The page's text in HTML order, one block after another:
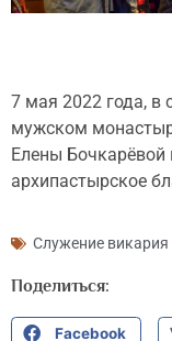
7 мая 2022 года, в
мужском
Елены Бочкарёвой
архипастырское
Служение викария
Поделиться:
Facebook